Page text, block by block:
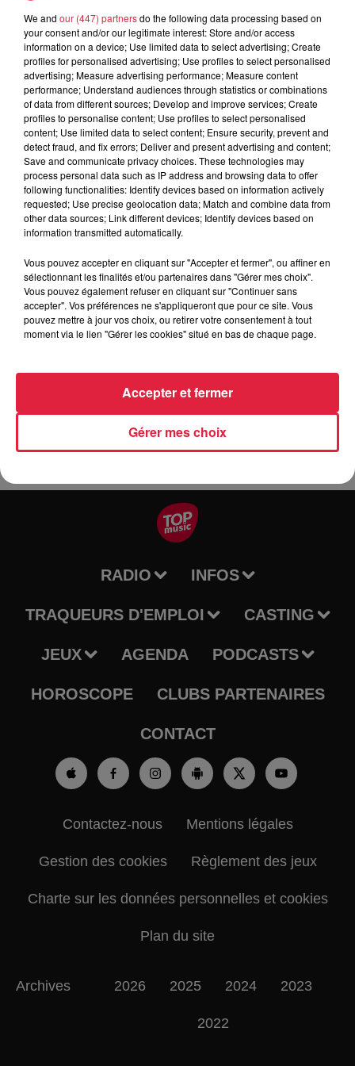
Organisateur
anaelle.bonnet@maisonnaturemutt.org
http://www.maisonnaturemutt.org/
Tarif Gratuit
Au fil des saisons découvrez les jeunes pousses au début
du printemps les arbres à fleurs les boissons de l’été les
plantes comestibles de la forêt les glands etc. Confectionnez
août 2019 à 14h RDV précisé à l'inscription. 20€adulte
15€enfant Renseignements et inscription au 06 03 78 74 14
par mail sur lamaison@maisonnaturemutt.org ou sur le site
internet de la Maison de la Nature
RADIO INFOS
TRAQUEURS D'EMPLOI CASTING
JEUX AGENDA PODCASTS
HOROSCOPE CLUBS PARTENAIRES
CONTACT
Contactez-nous Mentions légales
Gestion des cookies Règlement des jeux
Charte sur les données personnelles et cookies
Plan du site
Archives 2026 2025 2024 2023
2022
We and our (447) partnersdo the following data processing based on
your consent and/or our legitimate interest: Store and/or access
information on a device; Use limited data to select advertising; Create
profiles for personalised advertising; Use profiles to select personalised
advertising; Measure advertising performance; Measure content
performance; Understand audiences through statistics or combinations
of data from different sources; Develop and improve services; Create
profiles to personalise content; Use profiles to select personalised
content; Use limited data to select content; Ensure security, prevent and
detect fraud, and fix errors; Deliver and present advertising and content;
Save and communicate privacy choices. These technologies may
process personal data such as IP address and browsing data to offer
following functionalities: Identify devices based on information actively
requested; Use precise geolocation data; Match and combine data from
other data sources; Link different devices; Identify devices based on
information transmitted automatically.
Vous pouvez accepter en cliquant sur "Accepter et fermer", ou affiner en
sélectionnant les finalités et/ou partenaires dans "Gérer mes choix".
Vous pouvez également refuser en cliquant sur "Continuer sans
accepter". Vos préférences ne s'appliqueront que pour ce site. Vous
pouvez mettre à jour vos choix, ou retirer votre consentement à tout
moment via le lien "Gérer les cookies" situé en bas de chaque page.
Gérer mes choix
Accepter et fermer